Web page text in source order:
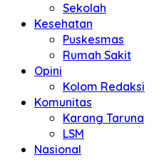
Sekolah
Kesehatan
Puskesmas
Rumah Sakit
Opini
Kolom Redaksi
Komunitas
Karang Taruna
LSM
Nasional